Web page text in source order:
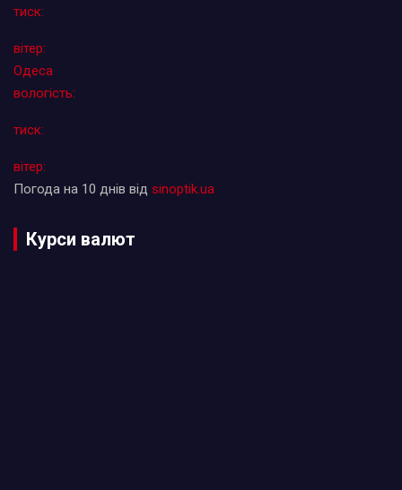
тиск:
вітер:
Одеса
вологість:
тиск:
вітер:
Погода на 10 днів від sinoptik.ua
Курси валют